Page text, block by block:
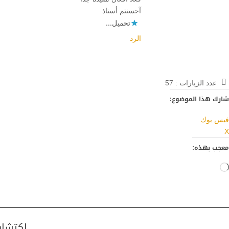
آحسنتم أستاذ
تحميل...
الرد
عدد الزيارات : 57
شارك هذا الموضوع:
فيس بوك
X
معجب بهذه:
جاري